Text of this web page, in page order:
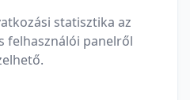
statisztika az
felhasználói panelről